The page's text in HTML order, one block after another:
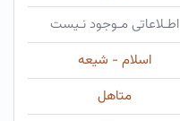
اطـلاعاتی مـوجود نـیست
اسلام - شیعه
متاهل